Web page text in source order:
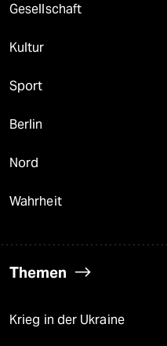
Gesellschaft
Kultur
Sport
Berlin
Nord
Wahrheit
Themen
Krieg in der Ukraine